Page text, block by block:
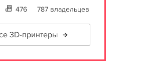
476 787 владельцев
3D-принтеры